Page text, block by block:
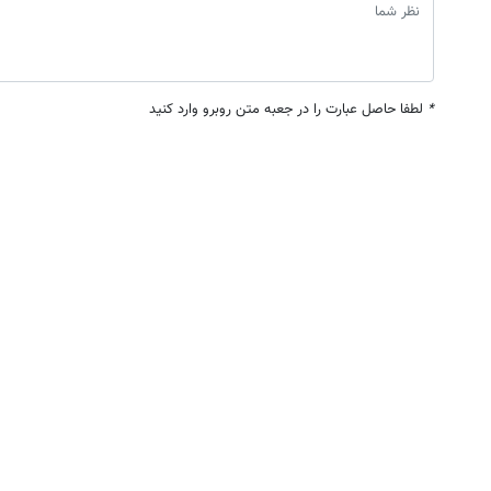
* لطفا حاصل عبارت را در جعبه متن روبرو وارد کنید